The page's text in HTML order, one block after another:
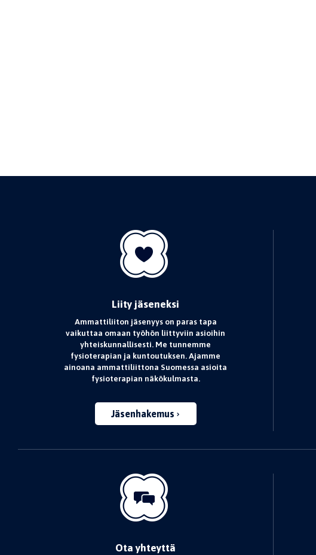
Liity jäseneksi
Ammattiliiton jäsenyys on paras tapa
vaikuttaa omaan työhön liittyviin asioihin
yhteiskunnallisesti. Me tunnemme
fysioterapian ja kuntoutuksen. Ajamme
ainoana ammattiliittona Suomessa asioita
fysioterapian näkökulmasta.
Jäsenhakemus
Ota yhteyttä